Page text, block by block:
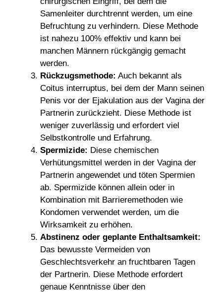
Samenleiter durchtrennt werden, um eine
Befruchtung zu verhindern. Diese Methode
ist nahezu 100% effektiv und kann bei
manchen Männern rückgängig gemacht
werden.
Rückzugsmethode: Auch bekannt als
Coitus interruptus, bei dem der Mann seinen
Penis vor der Ejakulation aus der Vagina der
Partnerin zurückzieht. Diese Methode ist
weniger zuverlässig und erfordert viel
Selbstkontrolle und Erfahrung.
Spermizide: Diese chemischen
Verhütungsmittel werden in der Vagina der
Partnerin angewendet und töten Spermien
ab. Spermizide können allein oder in
Kombination mit Barrieremethoden wie
Kondomen verwendet werden, um die
Wirksamkeit zu erhöhen.
Abstinenz oder geplante Enthaltsamkeit:
Das bewusste Vermeiden von
Geschlechtsverkehr an fruchtbaren Tagen
der Partnerin. Diese Methode erfordert
genaue Kenntnisse über den